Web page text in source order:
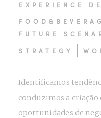
EXPERIENCE
FUTURE
STRATEGY
Identificamos
conduzimos a criação
oportunidades de